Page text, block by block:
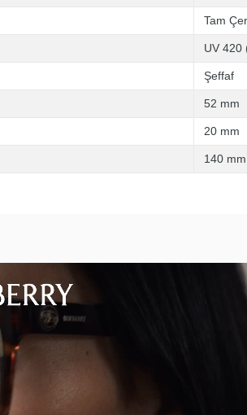
Tam
UV 420
Şeffaf
52 mm
20 mm
140 mm